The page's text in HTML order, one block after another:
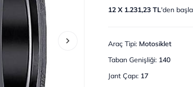
12 X 1.231,23 TL'den
Araç Tipi: Motosiklet
Taban Genişliği: 140
Jant Çapı: 17